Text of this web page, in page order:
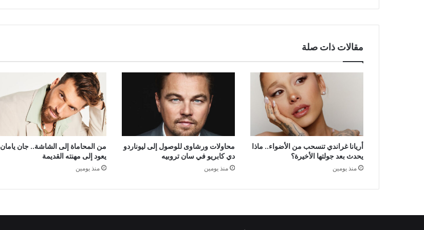
ماذا
مقالات ذات صلة
أريانا غراندي تنسحب من الأضواء.. ماذا
يحدث بعد جولتها الأخيرة؟
منذ يومين
محاولات ورشاوى للوصول إلى ليوناردو
دي كابريو في سان تروبيه
منذ يومين
من المحاماة إلى الشاشة.. جان يامان
يعود إلى مهنته القديمة
منذ يومين